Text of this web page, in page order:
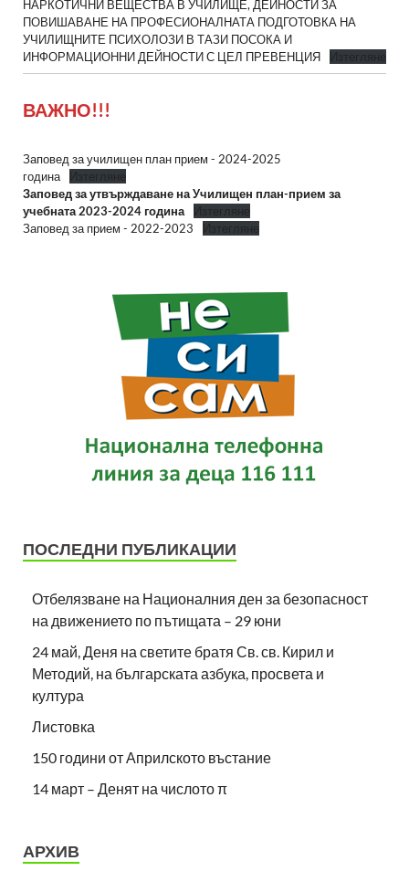
НАРКОТИЧНИ ВЕЩЕСТВА В УЧИЛИЩЕ, ДЕЙНОСТИ ЗА
ПОВИШАВАНЕ НА ПРОФЕСИОНАЛНАТА ПОДГОТОВКА НА
УЧИЛИЩНИТЕ ПСИХОЛОЗИ В ТАЗИ ПОСОКА И
ИНФОРМАЦИОННИ ДЕЙНОСТИ С ЦЕЛ ПРЕВЕНЦИЯ
Изтегляне
ВАЖНО!!!
Заповед за училищен план прием - 2024-2025
година
Изтегляне
Заповед за утвърждаване на Училищен план-прием за
учебната 2023-2024 година
Изтегляне
Заповед за прием - 2022-2023
Изтегляне
ПОСЛЕДНИ ПУБЛИКАЦИИ
Отбелязване на Националния ден за безопасност
на движението по пътищата – 29 юни
24 май, Деня на светите братя Св. св. Кирил и
Методий, на българската азбука, просвета и
култура
Листовка
150 години от Априлското въстание
14 март – Денят на числото π
АРХИВ